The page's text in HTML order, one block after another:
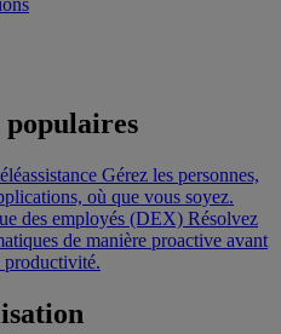
populaires
Gérez les personnes,
où que vous soyez.
des employés (DEX) Résolvez
de manière proactive avant
productivité.